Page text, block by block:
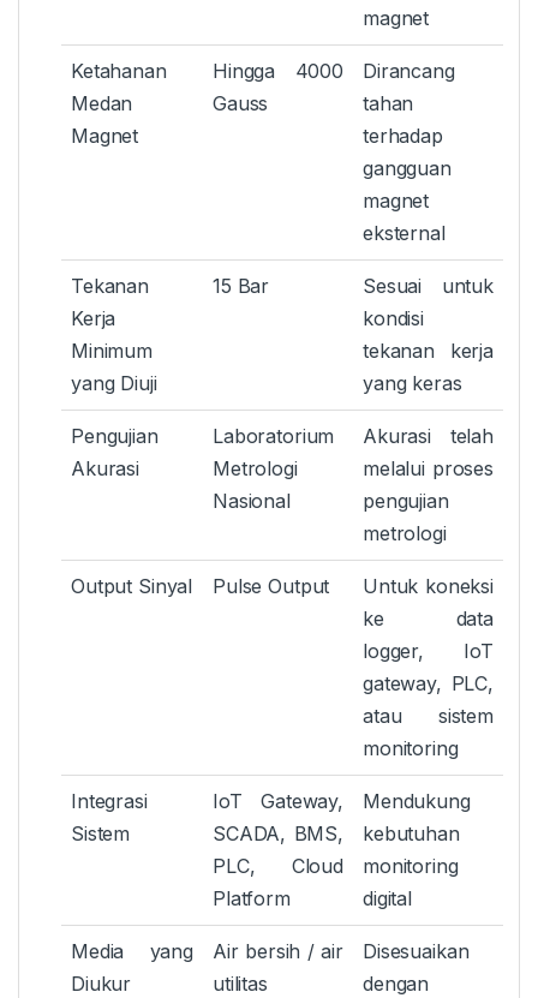
magnet
Ketahanan
Medan
Magnet
Hingga 4000
Gauss
Dirancang
tahan
terhadap
gangguan
magnet
eksternal
Tekanan
Kerja
Minimum
yang Diuji
15 Bar
Sesuai untuk
kondisi
tekanan kerja
yang keras
Pengujian
Akurasi
Laboratorium
Metrologi
Nasional
Akurasi telah
melalui proses
pengujian
metrologi
Output Sinyal Pulse Output
Untuk koneksi
ke data
logger, IoT
gateway, PLC,
atau sistem
monitoring
Integrasi
Sistem
IoT Gateway,
SCADA, BMS,
PLC, Cloud
Platform
Mendukung
kebutuhan
monitoring
digital
Media yang
Diukur
Air bersih / air
utilitas
Disesuaikan
dengan